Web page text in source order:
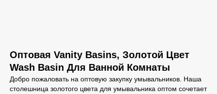
Оптовая Vanity Basins, Золотой Цвет
Wash Basin Для Ванной Комнаты
Добро пожаловать на оптовую закупку умывальников. Наша
столешница золотого цвета для умывальника оптом сочетает